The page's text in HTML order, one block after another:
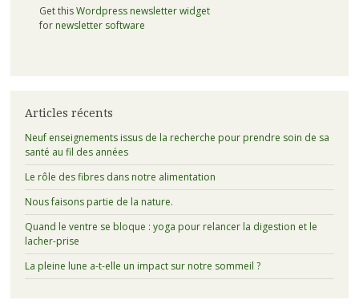
Get thisWordpress newsletter widget
for newsletter software
Articles récents
Neuf enseignements issus de la recherche pour prendre soin de sa
santé au fil des années
Le rôle des fibres dans notre alimentation
Nous faisons partie de la nature.
Quand le ventre se bloque : yoga pour relancer la digestion et le
lacher-prise
La pleine lune a-t-elle un impact sur notre sommeil ?